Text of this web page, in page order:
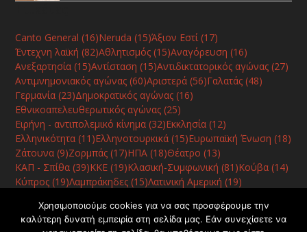
Canto General (16)Neruda (15)Άξιον Εστί (17)
Έντεχνη λαϊκή (82)Αθλητισμός (15)Αναγόρευση (16)
Ανεξαρτησία (15)Αντίσταση (15)Αντιδικτατορικός αγώνας (27)
Αντιμνημονιακός αγώνας (60)Αριστερά (56)Γαλατάς (48)
Γερμανία (23)Δημοκρατικός αγώνας (16)
Εθνικοαπελευθερωτικός αγώνας (25)
Ειρήνη - αντιπολεμικό κίνημα (32)Εκκλησία (12)
Ελληνικότητα (11)Ελληνοτουρκικά (15)Ευρωπαϊκή Ένωση (18)
Ζάτουνα (9)Ζορμπάς (17)ΗΠΑ (18)Θέατρο (13)
ΚΑΠ - Σπίθα (39)ΚΚΕ (19)Κλασική-Συμφωνική (81)Κούβα (14)
Κύπρος (19)Λαμπράκηδες (15)Λατινική Αμερική (19)
Ποίηση(40)Ρίτσος(13)Σοβιετική Ένωση(10)
Συμπαντική αρμονία(13)Συναυλία(78)Τραγωδία(10)
Χρησιμοποιούμε cookies για να σας προσφέρουμε την
καλύτερη δυνατή εμπειρία στη σελίδα μας. Εάν συνεχίσετε να